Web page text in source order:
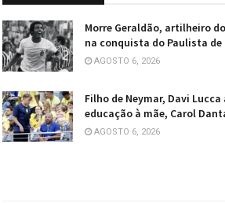
Morre Geraldão, artilheiro
na conquista do Paulista de
AGOSTO 6, 2026
Filho de Neymar, Davi
educação à mãe, Carol
AGOSTO 6, 2026